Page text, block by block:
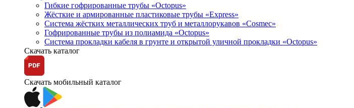
Гибкие гофрированные трубы «Octopus»
Жёсткие и армированные пластиковые трубы «Express»
Система жёстких металлических труб и металлорукавов «Cosmec»
Гофрированные трубы из полиамида «Octopus»
Система прокладки кабеля в грунте и открытой уличной прокладки «Octopus»
Скачать каталог
Скачать мобильный каталог